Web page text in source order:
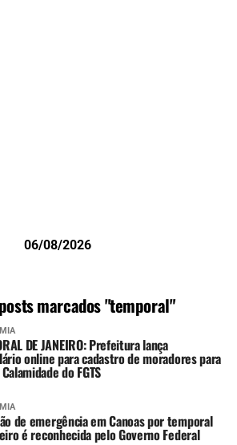
06/08/2026
marcados "temporal"
DE JANEIRO: Prefeitura lança
online para cadastro de moradores para
do FGTS
de emergência em Canoas por temporal
é reconhecida pelo Governo Federal